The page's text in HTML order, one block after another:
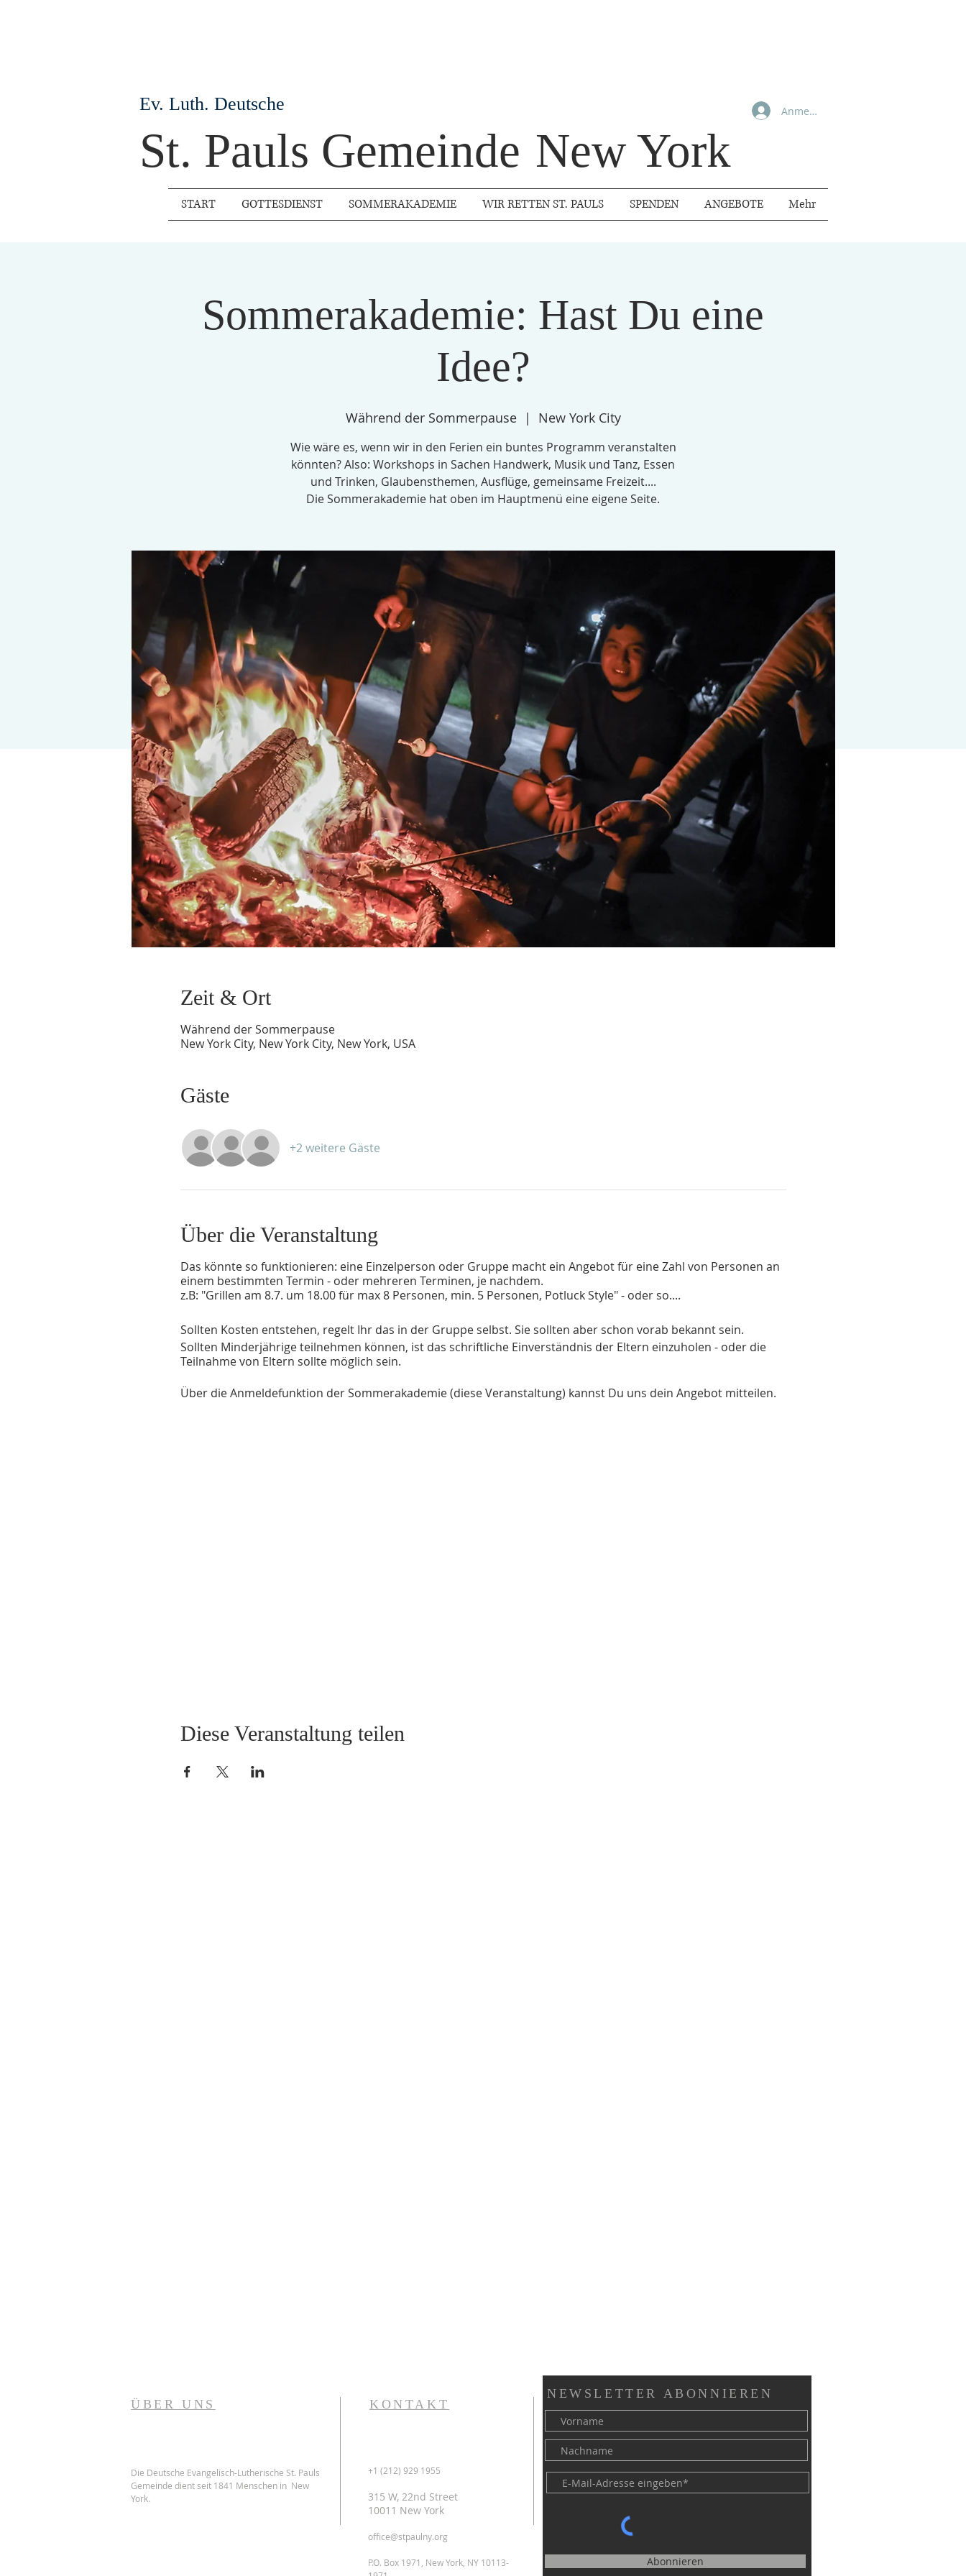
Ev. Luth. Deutsche
St. Pauls Gemeinde New York
Anmelden
START GOTTESDIENST SOMMERAKADEMIE WIR RETTEN ST. PAULS SPENDEN ANGEBOTE Mehr
Sommerakademie: Hast Du eine
Idee?
Während der Sommerpause
  |
New York City
Wie wäre es, wenn wir in den Ferien ein buntes Programm veranstalten
könnten? Also: Workshops in Sachen Handwerk, Musik und Tanz, Essen
und Trinken, Glaubensthemen, Ausflüge, gemeinsame Freizeit....
Die Sommerakademie hat oben im Hauptmenü eine eigene Seite.
Zeit & Ort
Während der Sommerpause
New York City, New York City, New York, USA
Gäste
+2 weitere Gäste
Über die Veranstaltung
Das könnte so funktionieren: eine Einzelperson oder Gruppe macht ein Angebot für eine Zahl von Personen an
einem bestimmten Termin - oder mehreren Terminen, je nachdem.
z.B: "Grillen am 8.7. um 18.00 für max 8 Personen, min. 5 Personen, Potluck Style" - oder so....
Sollten Kosten entstehen, regelt Ihr das in der Gruppe selbst. Sie sollten aber schon vorab bekannt sein.
Sollten Minderjährige teilnehmen können, ist das schriftliche Einverständnis der Eltern einzuholen - oder die
Teilnahme von Eltern sollte möglich sein.
Über die Anmeldefunktion der Sommerakademie (diese Veranstaltung) kannst Du uns dein Angebot mitteilen.
Diese Veranstaltung teilen
ÜBER UNS
Die Deutsche Evangelisch-Lutherische St. Pauls
Gemeinde dient seit 1841 Menschen in New
York.
KONTAKT
+1 (212) 929 1955
315 W, 22nd Street
10011 New York
office@stpaulny.org
P.O. Box 1971, New York, NY 10113-
NEWSLETTER ABONNIEREN
Abonnieren